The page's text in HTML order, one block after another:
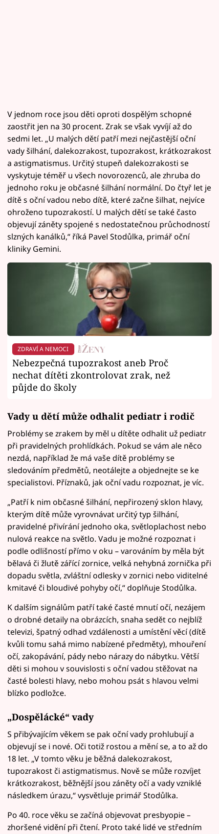
V jednom roce jsou děti oproti dospělým schopné
zaostřit jen na 30 procent. Zrak se však vyvíjí až do
sedmi let. „U malých dětí patří mezi nejčastější oční
vady šilhání, dalekozrakost, tupozrakost, krátkozrakost
a astigmatismus. Určitý stupeň dalekozrakosti se
vyskytuje téměř u všech novorozenců, ale zhruba do
jednoho roku je občasné šilhání normální. Do čtyř let je
dítě s oční vadou nebo dítě, které začne šilhat, nejvíce
ohroženo tupozrakostí. U malých dětí se také často
objevují záněty spojené s nedostatečnou průchodností
slzných kanálků,“ říká Pavel Stodůlka, primář oční
kliniky Gemini.
ZDRAVÍ A NEMOCI
Nebezpečná tupozrakost aneb Proč
nechat dítěti zkontrolovat zrak, než
půjde do školy
Vady u dětí může odhalit pediatr i rodič
Problémy se zrakem by měl u dítěte odhalit už pediatr
při pravidelných prohlídkách. Pokud se vám ale něco
nezdá, například že má vaše dítě problémy se
sledováním předmětů, neotálejte a objednejte se ke
specialistovi. Příznaků, jak oční vadu rozpoznat, je víc.
„Patří k nim občasné šilhání, nepřirozený sklon hlavy,
kterým dítě může vyrovnávat určitý typ šilhání,
pravidelné přivírání jednoho oka, světloplachost nebo
nulová reakce na světlo. Vadu je možné rozpoznat i
podle odlišností přímo v oku – varováním by měla být
bělavá či žlutě zářící zornice, velká nehybná zornička při
dopadu světla, zvláštní odlesky v zornici nebo viditelné
kmitavé či bloudivé pohyby očí,“ doplňuje Stodůlka.
K dalším signálům patří také časté mnutí očí, nezájem
o drobné detaily na obrázcích, snaha sedět co nejblíž
televizi, špatný odhad vzdálenosti a umístění věcí (dítě
kvůli tomu sahá mimo nabízené předměty), mhouření
očí, zakopávání, pády nebo nárazy do nábytku. Větší
děti si mohou v souvislosti s oční vadou stěžovat na
časté bolesti hlavy, nebo mohou psát s hlavou velmi
blízko podložce.
„Dospělácké“ vady
S přibývajícím věkem se pak oční vady prohlubují a
objevují se i nové. Oči totiž rostou a mění se, a to až do
18 let. „V tomto věku je běžná dalekozrakost,
tupozrakost či astigmatismus. Nově se může rozvíjet
krátkozrakost, běžnější jsou záněty očí a vady vzniklé
následkem úrazu,“ vysvětluje primář Stodůlka.
Po 40. roce věku se začíná objevovat presbyopie –
zhoršené vidění při čtení. Proto také lidé ve středním